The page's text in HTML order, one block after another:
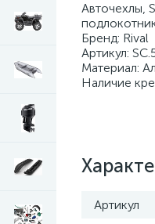
Авточехлы,
Бренд: Rival
Артикул:
Материал:
Наличие
Артикул